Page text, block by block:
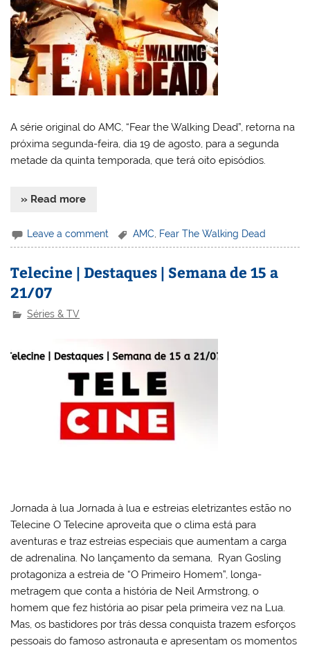
A série original do AMC, “Fear the Walking Dead”, retorna na
próxima segunda-feira, dia 19 de agosto, para a segunda
metade da quinta temporada, que terá oito episódios.
» Read more
Leave a comment AMC Fear The Walking Dead
Telecine | Destaques | Semana de 15 a
21/07
Séries & TV
Jornada à lua Jornada à lua e estreias eletrizantes estão no
Telecine O Telecine aproveita que o clima está para
aventuras e traz estreias especiais que aumentam a carga
de adrenalina. No lançamento da semana, Ryan Gosling
protagoniza a estreia de “O Primeiro Homem”, longa-
metragem que conta a história de Neil Armstrong, o
homem que fez história ao pisar pela primeira vez na Lua.
Mas, os bastidores por trás dessa conquista trazem esforços
pessoais do famoso astronauta e apresentam os momentos